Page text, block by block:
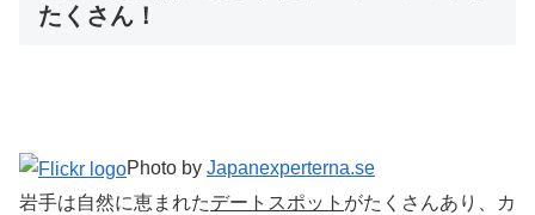
たくさん！
Photo by Japanexperterna.se
岩手は自然に恵まれたデートスポット がたくさんあり、カ